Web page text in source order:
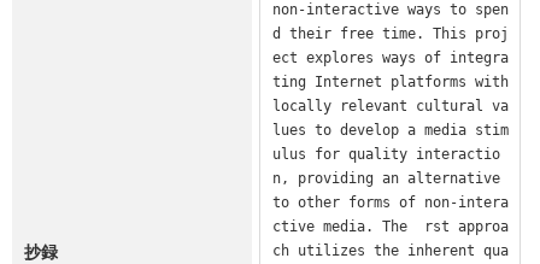
抄録
non-interactive ways to spen
d their free time. This proj
ect explores ways of integra
ting Internet platforms with
locally relevant cultural va
lues to develop a media stim
ulus for quality interactio
n, providing an alternative
to other forms of non-intera
ctive media. The  rst approa
ch utilizes the inherent qua